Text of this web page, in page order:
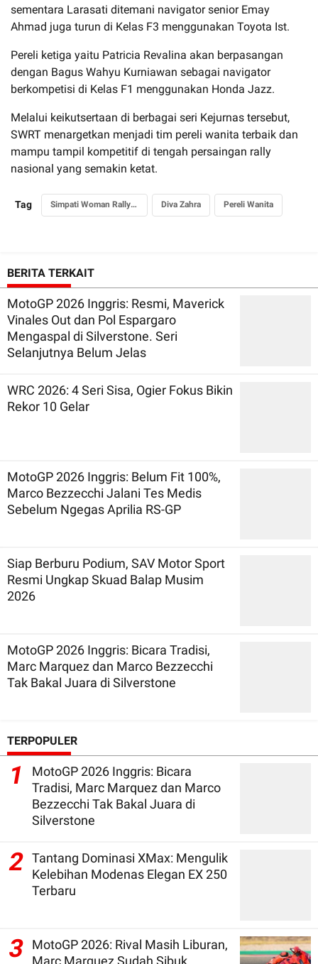
sementara Larasati ditemani navigator senior Emay
Ahmad juga turun di Kelas F3 menggunakan Toyota Ist.
Pereli ketiga yaitu Patricia Revalina akan berpasangan
dengan Bagus Wahyu Kurniawan sebagai navigator
berkompetisi di Kelas F1 menggunakan Honda Jazz.
Melalui keikutsertaan di berbagai seri Kejurnas tersebut,
SWRT menargetkan menjadi tim pereli wanita terbaik dan
mampu tampil kompetitif di tengah persaingan rally
nasional yang semakin ketat.
Tag Simpati Woman Rally Team Diva Zahra Pereli Wanita
BERITA TERKAIT
MotoGP 2026 Inggris: Resmi, Maverick
Vinales Out dan Pol Espargaro
Mengaspal di Silverstone. Seri
Selanjutnya Belum Jelas
WRC 2026: 4 Seri Sisa, Ogier Fokus Bikin
Rekor 10 Gelar
MotoGP 2026 Inggris: Belum Fit 100%,
Marco Bezzecchi Jalani Tes Medis
Sebelum Ngegas Aprilia RS-GP
Siap Berburu Podium, SAV Motor Sport
Resmi Ungkap Skuad Balap Musim
2026
MotoGP 2026 Inggris: Bicara Tradisi,
Marc Marquez dan Marco Bezzecchi
Tak Bakal Juara di Silverstone
TERPOPULER
1
MotoGP 2026 Inggris: Bicara
Tradisi, Marc Marquez dan Marco
Bezzecchi Tak Bakal Juara di
Silverstone
2 Tantang Dominasi XMax: Mengulik
Kelebihan Modenas Elegan EX 250
Terbaru
3
MotoGP 2026: Rival Masih Liburan,
Marc Marquez Sudah Sibuk